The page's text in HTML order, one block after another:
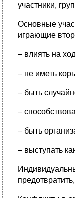
участники,
Основные
играющие
– влиять на
– не иметь
– быть
–
– быть
– выступать